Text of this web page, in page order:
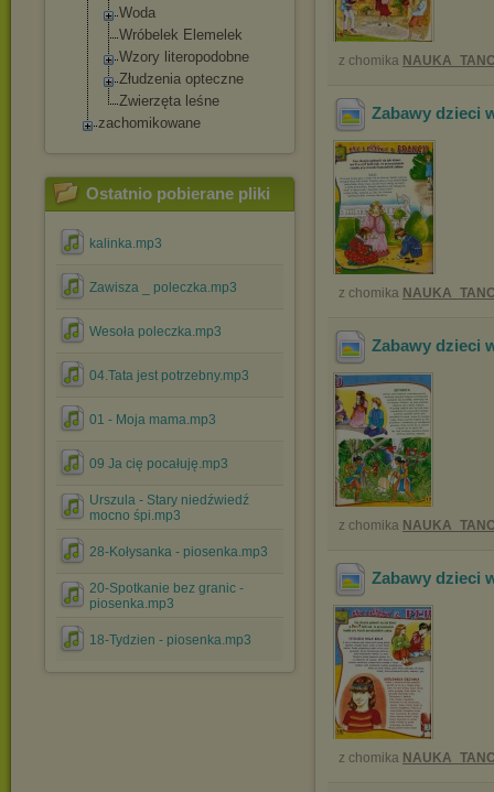
Woda
Wróbelek Elemelek
Wzory literopodobne
Złudzenia opteczne
Zwierzęta leśne
zachomikowane
Ostatnio pobierane pliki
kalinka.mp3
Zawisza _ poleczka.mp3
Wesoła poleczka.mp3
04.Tata jest potrzebny.mp3
01 - Moja mama.mp3
09 Ja cię pocałuję.mp3
Urszula - Stary niedźwiedź
mocno śpi.mp3
28-Kołysanka - piosenka.mp3
20-Spotkanie bez granic -
piosenka.mp3
18-Tydzien - piosenka.mp3
z chomika
Zabawy dzieci
z chomika
Zabawy dzieci
z chomika
Zabawy dzieci
z chomika